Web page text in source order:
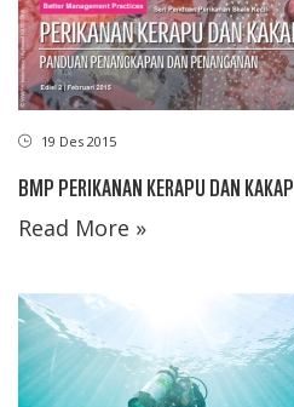
19 Des 2015
BMP PERIKANAN KERAPU DAN KAKAP
Read More »